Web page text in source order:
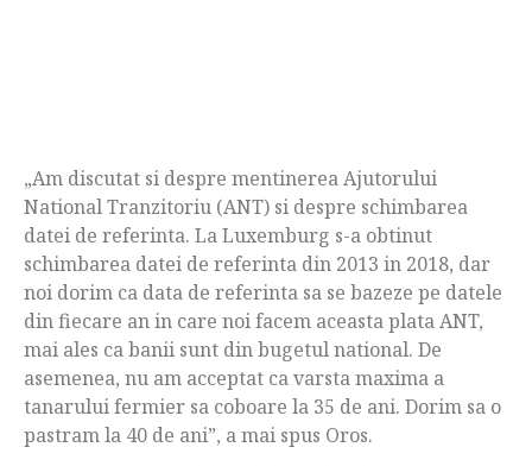
„Am discutat si despre mentinerea Ajutorului
National Tranzitoriu (ANT) si despre schimbarea
datei de referinta. La Luxemburg s-a obtinut
schimbarea datei de referinta din 2013 in 2018, dar
noi dorim ca data de referinta sa se bazeze pe datele
din fiecare an in care noi facem aceasta plata ANT,
mai ales ca banii sunt din bugetul national. De
asemenea, nu am acceptat ca varsta maxima a
tanarului fermier sa coboare la 35 de ani. Dorim sa o
pastram la 40 de ani”, a mai spus Oros.